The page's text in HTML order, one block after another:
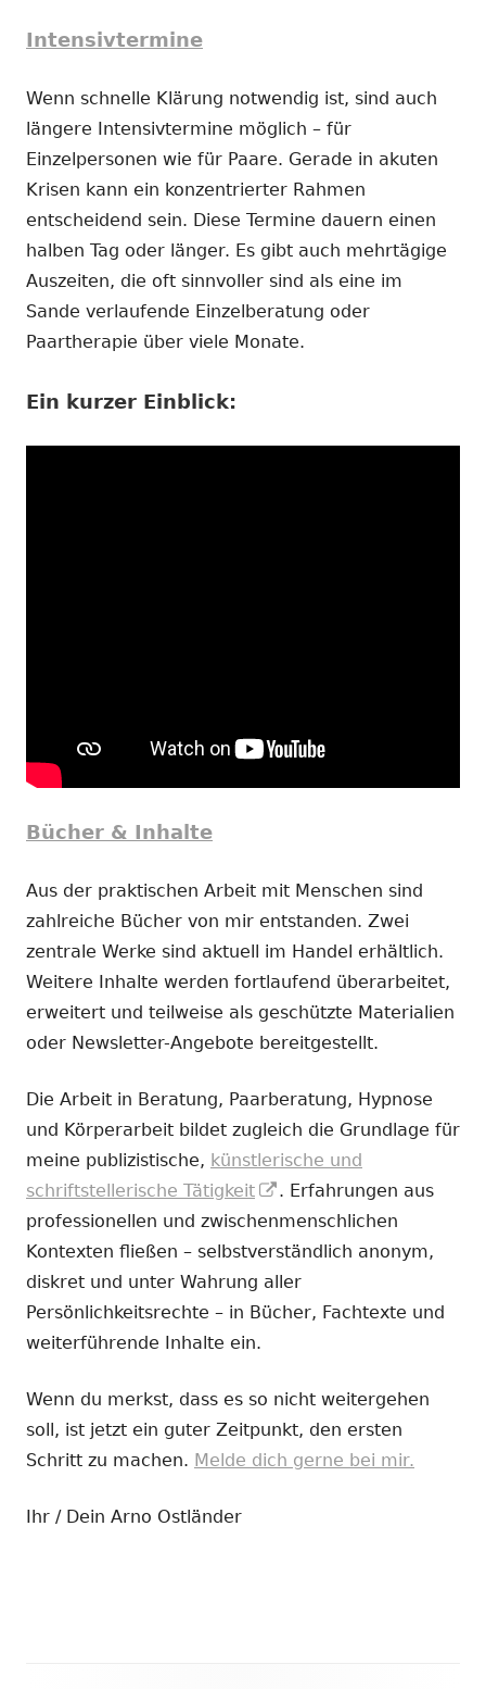
Intensivtermine
Wenn schnelle Klärung notwendig ist, sind auch
längere Intensivtermine möglich – für
Einzelpersonen wie für Paare. Gerade in akuten
Krisen kann ein konzentrierter Rahmen
entscheidend sein. Diese Termine dauern einen
halben Tag oder länger. Es gibt auch mehrtägige
Auszeiten, die oft sinnvoller sind als eine im
Sande verlaufende Einzelberatung oder
Paartherapie über viele Monate.
Ein kurzer Einblick:
Bücher & Inhalte
Aus der praktischen Arbeit mit Menschen sind
zahlreiche Bücher von mir entstanden. Zwei
zentrale Werke sind aktuell im Handel erhältlich.
Weitere Inhalte werden fortlaufend überarbeitet,
erweitert und teilweise als geschützte Materialien
oder Newsletter-Angebote bereitgestellt.
Die Arbeit in Beratung, Paarberatung, Hypnose
und Körperarbeit bildet zugleich die Grundlage für
meine publizistische, künstlerische und
schriftstellerische Tätigkeit
In
neuem
Fenster
öffnen
. Erfahrungen aus
professionellen und zwischenmenschlichen
Kontexten fließen – selbstverständlich anonym,
diskret und unter Wahrung aller
Persönlichkeitsrechte – in Bücher, Fachtexte und
weiterführende Inhalte ein.
Wenn du merkst, dass es so nicht weitergehen
soll, ist jetzt ein guter Zeitpunkt, den ersten
Schritt zu machen. Melde dich gerne bei mir.
Ihr / Dein Arno Ostländer